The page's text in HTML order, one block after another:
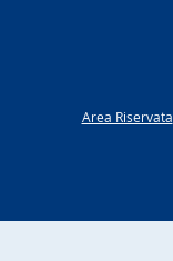
Area Riservata